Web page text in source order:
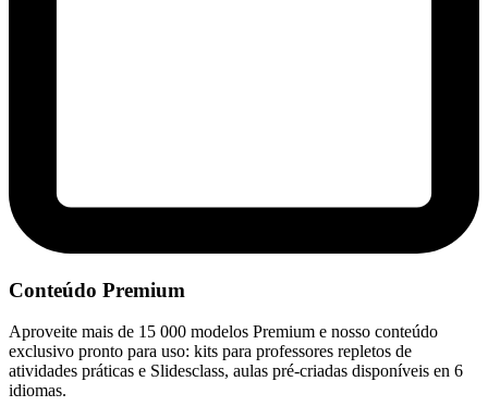
Conteúdo Premium
Aproveite mais de 15 000 modelos Premium e nosso conteúdo
exclusivo pronto para uso: kits para professores repletos de
atividades práticas e Slidesclass, aulas pré-criadas disponíveis en 6
idiomas.